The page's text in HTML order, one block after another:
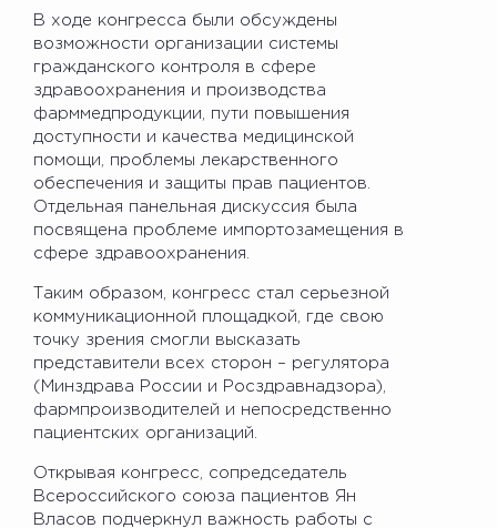
В ходе конгресса были обсуждены
возможности организации системы
гражданского контроля в сфере
здравоохранения и производства
фарммедпродукции, пути повышения
доступности и качества медицинской
помощи, проблемы лекарственного
обеспечения и защиты прав пациентов.
Отдельная панельная дискуссия была
посвящена проблеме импортозамещения в
сфере здравоохранения.
Таким образом, конгресс стал серьезной
коммуникационной площадкой, где свою
точку зрения смогли высказать
представители всех сторон – регулятора
(Минздрава России и Росздравнадзора),
фармпроизводителей и непосредственно
пациентских организаций.
Открывая конгресс, сопредседатель
Всероссийского союза пациентов Ян
Власов подчеркнул важность работы с